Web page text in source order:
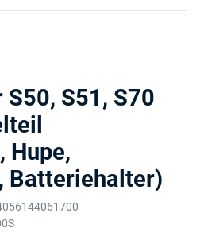
S51, S70
Hupe,
Batteriehalter)